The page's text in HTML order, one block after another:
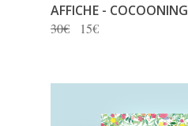
AFFICHE - COCOONING
30€ 15€